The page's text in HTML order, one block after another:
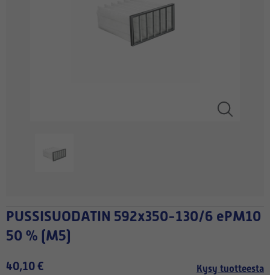
PUSSISUODATIN 592x350-130/6 ePM10
50 % (M5)
40,10 € Kysy tuotteesta